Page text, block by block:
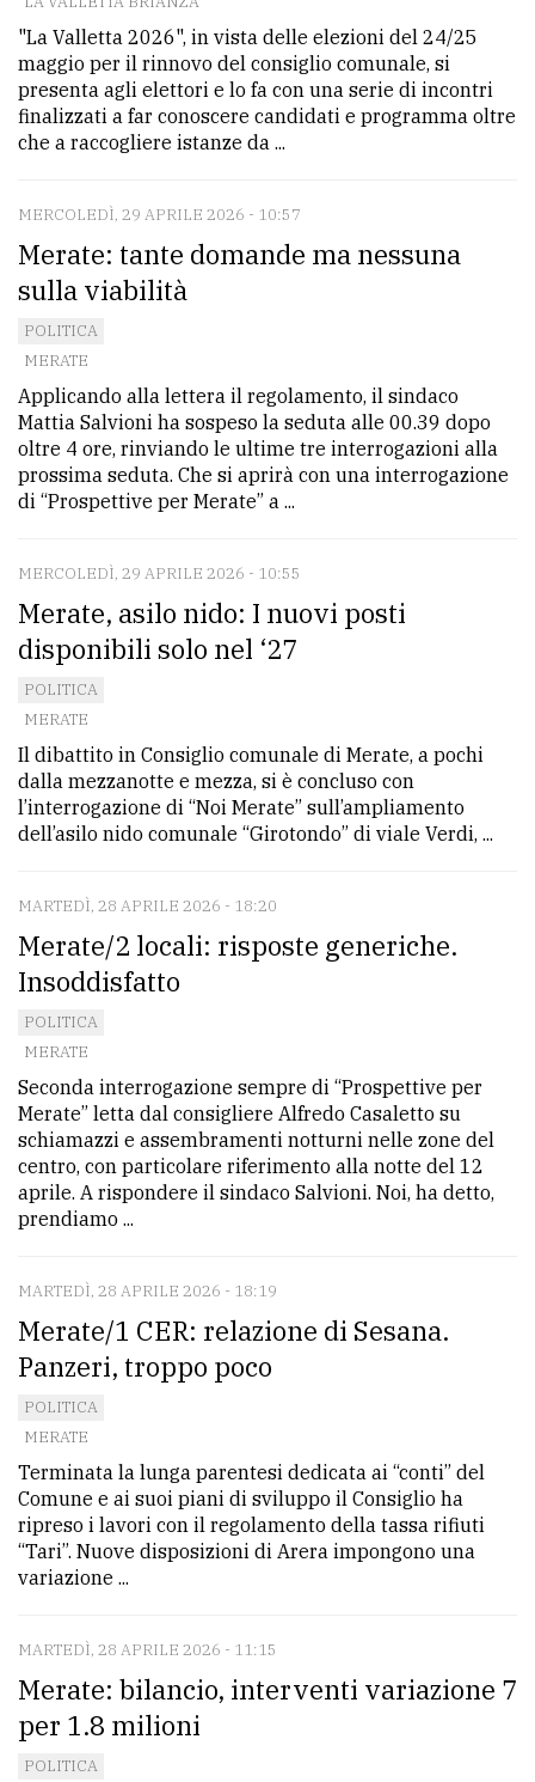
"La Valletta 2026", in vista delle elezioni del 24/25
maggio per il rinnovo del consiglio comunale, si
presenta agli elettori e lo fa con una serie di incontri
finalizzati a far conoscere candidati e programma oltre
che a raccogliere istanze da ...
MERCOLEDÌ, 29 APRILE 2026 - 10:57
Merate: tante domande ma nessuna
sulla viabilità
POLITICA
MERATE
Applicando alla lettera il regolamento, il sindaco
Mattia Salvioni ha sospeso la seduta alle 00.39 dopo
oltre 4 ore, rinviando le ultime tre interrogazioni alla
prossima seduta. Che si aprirà con una interrogazione
di “Prospettive per Merate” a ...
MERCOLEDÌ, 29 APRILE 2026 - 10:55
Merate, asilo nido: I nuovi posti
disponibili solo nel ‘27
POLITICA
MERATE
Il dibattito in Consiglio comunale di Merate, a pochi
dalla mezzanotte e mezza, si è concluso con
l’interrogazione di “Noi Merate” sull’ampliamento
dell’asilo nido comunale “Girotondo” di viale Verdi, ...
MARTEDÌ, 28 APRILE 2026 - 18:20
Merate/2 locali: risposte generiche.
Insoddisfatto
POLITICA
MERATE
Seconda interrogazione sempre di “Prospettive per
Merate” letta dal consigliere Alfredo Casaletto su
schiamazzi e assembramenti notturni nelle zone del
centro, con particolare riferimento alla notte del 12
aprile. A rispondere il sindaco Salvioni. Noi, ha detto,
prendiamo ...
MARTEDÌ, 28 APRILE 2026 - 18:19
Merate/1 CER: relazione di Sesana.
Panzeri, troppo poco
POLITICA
MERATE
Terminata la lunga parentesi dedicata ai “conti” del
Comune e ai suoi piani di sviluppo il Consiglio ha
ripreso i lavori con il regolamento della tassa rifiuti
“Tari”. Nuove disposizioni di Arera impongono una
variazione ...
MARTEDÌ, 28 APRILE 2026 - 11:15
Merate: bilancio, interventi variazione 7
per 1.8 milioni
POLITICA